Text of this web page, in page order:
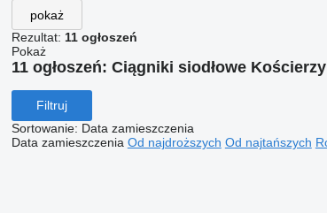
pokaż
Rezultat: 11 ogłoszeń
Pokaż
11 ogłoszeń: Ciągniki siodłowe
Filtruj
Sortowanie: Data zamieszczenia
Data zamieszczenia Od najdroższych Od najtańszych